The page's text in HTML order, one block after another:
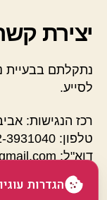
יצירת
נתקלתם בבעיית
לסייע.
רכז הנגישות:
טלפון: 072-3931040
דוא"ל:
הגדרות